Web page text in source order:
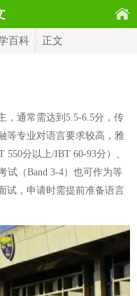
百科 正文
，通常需达到5.5-6.5分，传
等专业对语言要求较高，雅
分以上/IBT 60-93分）、
试（Band 3-4）也可作为等
试，申请时需提前准备语言